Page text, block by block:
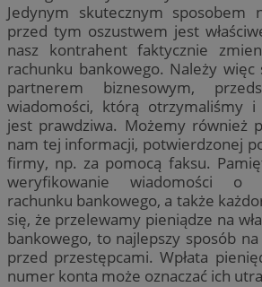
Jedynym skutecznym sposobem
przed tym oszustwem jest
nasz kontrahent faktycznie
rachunku bankowego. Należy
partnerem biznesowym,
wiadomości, którą otrzymaliśmy i
jest prawdziwa. Możemy również
nam tej informacji, potwierdzonej
firmy, np. za pomocą faksu.
weryfikowanie wiadomości o
rachunku bankowego, a także
się, że przelewamy pieniądze na
bankowego, to najlepszy sposób
przed przestępcami. Wpłata
numer konta może oznaczać ich